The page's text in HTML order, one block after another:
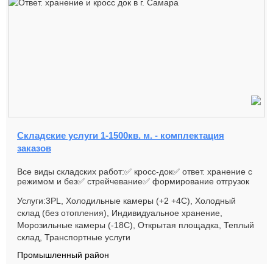
Складские услуги 1-1500кв. м. - комплектация
заказов
Все виды складских работ:✅ кросс-док✅ ответ. хранение с
режимом и без✅ стрейчевание✅ формирование отгрузок
Услуги:3PL, Холодильные камеры (+2 +4С), Холодный
склад (без отопления), Индивидуальное хранение,
Морозильные камеры (-18С), Открытая площадка, Теплый
склад, Транспортные услуги
Промышленный район